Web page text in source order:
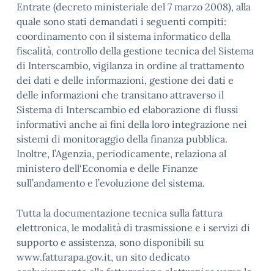
Entrate (decreto ministeriale del 7 marzo 2008), alla
quale sono stati demandati i seguenti compiti:
coordinamento con il sistema informatico della
fiscalità, controllo della gestione tecnica del Sistema
di Interscambio, vigilanza in ordine al trattamento
dei dati e delle informazioni, gestione dei dati e
delle informazioni che transitano attraverso il
Sistema di Interscambio ed elaborazione di flussi
informativi anche ai fini della loro integrazione nei
sistemi di monitoraggio della finanza pubblica.
Inoltre, l’Agenzia, periodicamente, relaziona al
ministero dell‘Economia e delle Finanze
sull’andamento e l’evoluzione del sistema.
Tutta la documentazione tecnica sulla fattura
elettronica, le modalità di trasmissione e i servizi di
supporto e assistenza, sono disponibili su
www.fatturapa.gov.it, un sito dedicato